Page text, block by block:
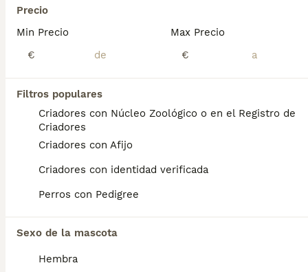
Precio
Min Precio
€
Max Precio
€
Filtros populares
Criadores con Núcleo Zoológico o en el Registro de
Criadores
Criadores con Afijo
Criadores con identidad verificada
Perros con Pedigree
Sexo de la mascota
Hembra
11 semanas 1
Sexo
Con Afijo
Identidad Verificada
Zaragoza,Zaragoza (140km)
Golden retriever , cachorros
Golden Retriever